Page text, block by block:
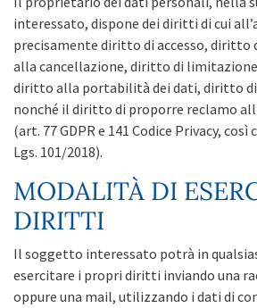
interessato, dispone dei diritti di cui
precisamente diritto di accesso,
alla cancellazione, diritto di
diritto alla portabilità dei dati, diritto
nonché il diritto di proporre reclamo
(art. 77 GDPR e 141 Codice Privacy,
Lgs. 101/2018).
MODALITÀ DI
DIRITTI
Il soggetto interessato potrà in
esercitare i propri diritti inviando una
oppure una mail, utilizzando i dati di